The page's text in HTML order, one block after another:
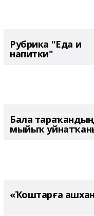
Рубрика "Еда и
напитки"
Бала тараҡандың
мыйыҡ
«Ҡоштарға